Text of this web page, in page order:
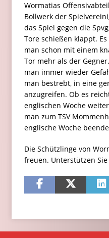
Wormatias
Bollwerk der
das Spiel gegen die
Tore schießen klappt.
man schon mit einem
Tor mehr als der
man immer wieder
man bestrebt, in eine
anzugreifen. Ob es
englischen Woche
man zum TSV
englische Woche
Die Schützlinge von
freuen. Unterstützen